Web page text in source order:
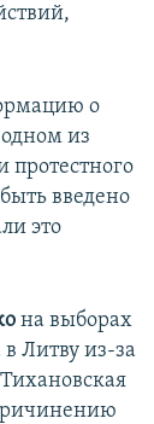
о
из
протестного
введено
это
на выборах
в Литву из-за